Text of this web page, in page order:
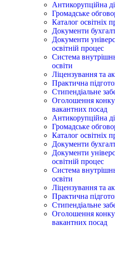
Антикорупційна
Громадське
Каталог освітніх
Документи
Документи
освітній процес
Система
освіти
Ліцензування та
Практична
Стипендіальне
Оголошення
вакантних посад
Антикорупційна
Громадське
Каталог освітніх
Документи
Документи
освітній процес
Система
освіти
Ліцензування та
Практична
Стипендіальне
Оголошення
вакантних посад